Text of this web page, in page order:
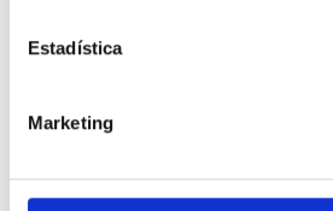
Estadística
Marketing
16 productos en la misma categoría: